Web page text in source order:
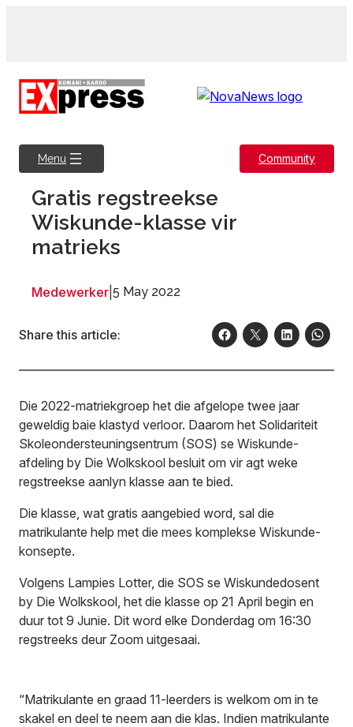
Menu Community
Gratis regstreekse
Wiskunde-klasse vir
matrieks
Medewerker 5 May 2022
Share this article:
Die 2022-matriekgroep het die afgelope twee jaar
geweldig baie klastyd verloor. Daarom het Solidariteit
Skoleondersteuningsentrum (SOS) se Wiskunde-
afdeling by Die Wolkskool besluit om vir agt weke
regstreekse aanlyn klasse aan te bied.
Die klasse, wat gratis aangebied word, sal die
matrikulante help met die mees komplekse Wiskunde-
konsepte.
Volgens Lampies Lotter, die SOS se Wiskundedosent
by Die Wolkskool, het die klasse op 21 April begin en
duur tot 9 Junie. Dit word elke Donderdag om 16:30
regstreeks deur Zoom uitgesaai.
“Matrikulante en graad 11-leerders is welkom om in te
skakel en deel te neem aan die klas. Indien matrikulante